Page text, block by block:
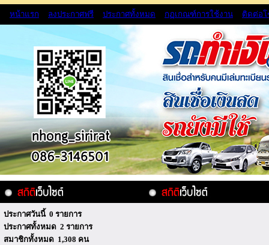
หน้าแรก ลงประกาศฟรี ประกาศทั้งหมด กฏเกณฑ์การใช้งาน ติดต่อ
ประกาศวันนี้ 0 รายการ
ประกาศทั้งหมด 2 รายการ
สมาชิกทั้งหมด 1,308 คน